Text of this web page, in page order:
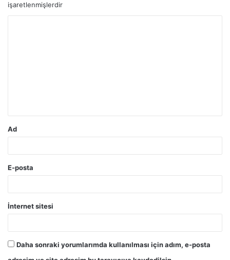
işaretlenmişlerdir
Ad
E-posta
İnternet sitesi
Daha sonraki yorumlarımda kullanılması için adım, e-posta